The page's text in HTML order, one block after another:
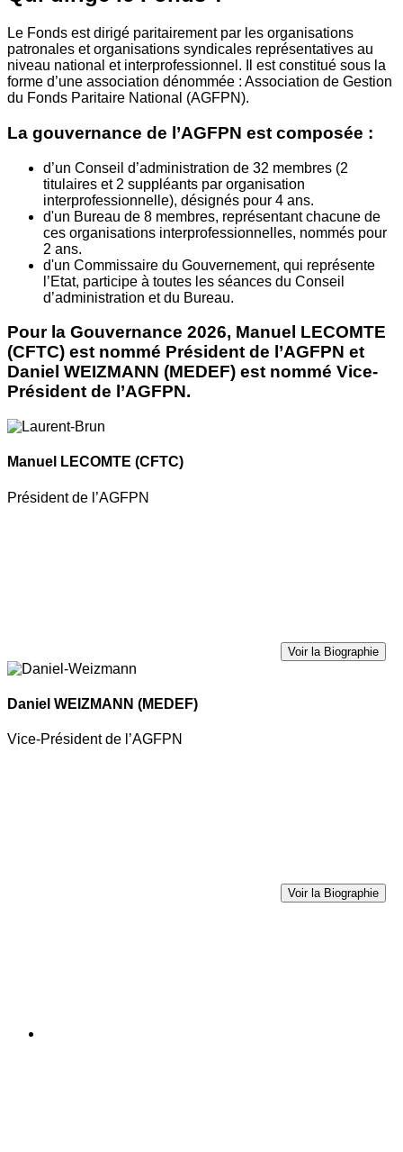
Le Fonds est dirigé paritairement par les organisations
patronales et organisations syndicales représentatives au
niveau national et interprofessionnel. Il est constitué sous la
forme d’une association dénommée : Association de Gestion
du Fonds Paritaire National (AGFPN).
La gouvernance de l’AGFPN est composée :
d’un Conseil d’administration de 32 membres (2
titulaires et 2 suppléants par organisation
interprofessionnelle), désignés pour 4 ans.
d'un Bureau de 8 membres, représentant chacune de
ces organisations interprofessionnelles, nommés pour
2 ans.
d'un Commissaire du Gouvernement, qui représente
l’Etat, participe à toutes les séances du Conseil
d’administration et du Bureau.
Pour la Gouvernance 2026, Manuel LECOMTE
(CFTC) est nommé Président de l’AGFPN et
Daniel WEIZMANN (MEDEF) est nommé Vice-
Président de l’AGFPN.
Manuel LECOMTE (CFTC)
Président de l’AGFPN
Voir la Biographie
Daniel WEIZMANN (MEDEF)
Vice-Président de l’AGFPN
Voir la Biographie